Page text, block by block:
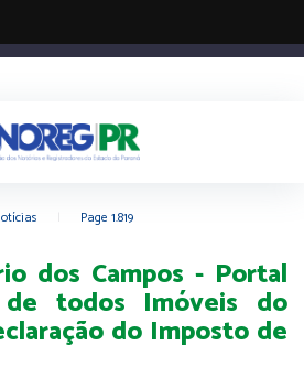
Page 1.819
dos Campos - Portal
todos Imóveis do
do Imposto de